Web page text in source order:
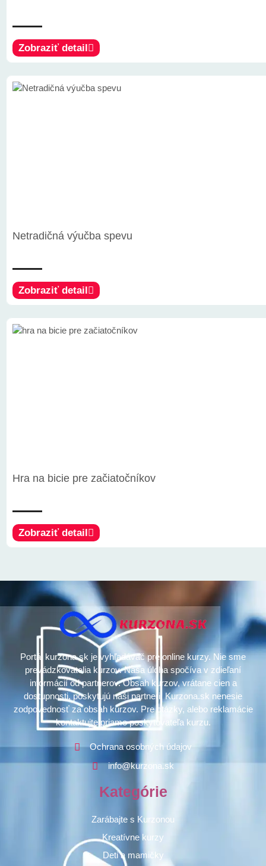
Zobraziť detail
Netradičná výučba spevu
Zobraziť detail
Hra na bicie pre začiatočníkov
Zobraziť detail
Portál kurzona.sk je vyhľadávač pre online kurzy. Nie sme
prevádzkovatelia kurzov. Naša úloha spočíva v zdieľaní
informácií od partnerov. Obsah kurzov, vrátane cien a
dostupnosti, poskytujú naši partneri. Kurzona.sk nenesie
zodpovednosť za obsah kurzov. Pre otázky, alebo reklamácie
kontaktujte priamo poskytovateľa kurzu.
Ochrana osobných údajov
info@kurzona.sk
Kategórie
Zarábajte s Kurzonou
Kreatívne kurzy
Deti a mamičky